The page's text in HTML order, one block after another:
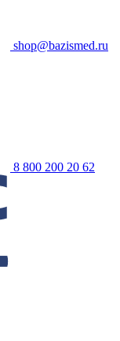
shop@bazismed.ru
8 800 200 20 62